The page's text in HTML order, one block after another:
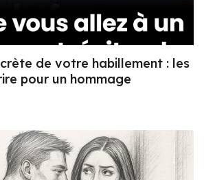
de votre habillement : les
pour un hommage